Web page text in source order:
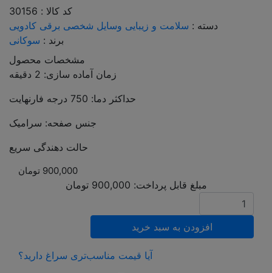
کد کالا : 30156
دسته : سلامت و زیبایی وسایل شخصی برقی کادویی
برند : سوکانی
مشخصات محصول
زمان آماده سازی: 2 دقیقه
حداکثر دما: 750 درجه فارنهایت
جنس صفحه: سرامیک
حالت دهندگی سریع
900,000 تومان
مبلغ قابل پرداخت: 900,000 تومان
افزودن به سبد خرید
آیا قیمت مناسب‌تری سراغ دارید؟